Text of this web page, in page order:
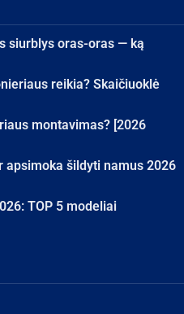
siurblys oras-oras — ką
reikia? Skaičiuoklė
montavimas? [2026
šildyti namus 2026
TOP 5 modeliai